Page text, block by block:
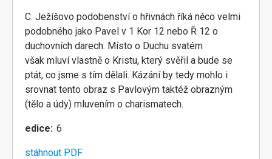
C. Ježíšovo podobenství o hřivnách říká něco velmi
podobného jako Pavel v 1 Kor 12 nebo Ř 12 o
duchovních darech. Místo o Duchu svatém
však mluví vlastně o Kristu, který svěřil a bude se
ptát, co jsme s tím dělali. Kázání by tedy mohlo i
srovnat tento obraz s Pavlovým taktéž obrazným
(tělo a údy) mluvením o charismatech.
edice 6
stáhnout PDF